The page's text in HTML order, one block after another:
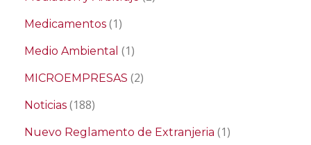
Medicamentos (1)
Medio Ambiental (1)
MICROEMPRESAS (2)
Noticias (188)
Nuevo Reglamento de Extranjeria (1)